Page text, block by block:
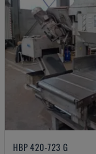
HBP 420-723 G